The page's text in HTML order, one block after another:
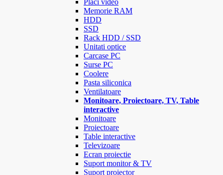
Placi video
Memorie RAM
HDD
SSD
Rack HDD / SSD
Unitati optice
Carcase PC
Surse PC
Coolere
Pasta siliconica
Ventilatoare
Monitoare, Proiectoare, TV, Table
interactive
Monitoare
Proiectoare
Table interactive
Televizoare
Ecran proiectie
Suport monitor & TV
Suport proiector